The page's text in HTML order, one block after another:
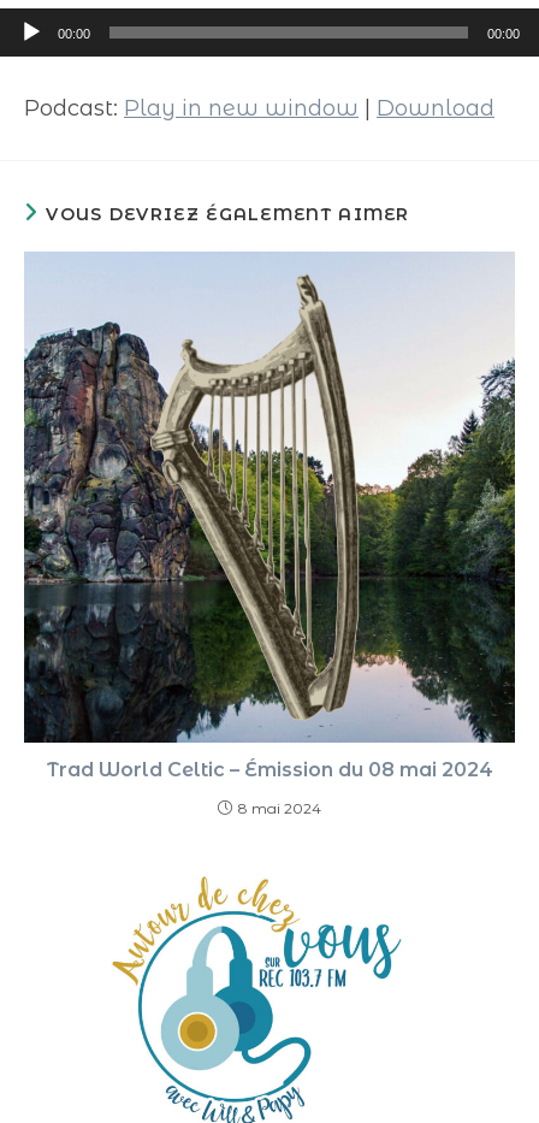
Lecteur
audio
00:00 00:00
Podcast: Play in new window Download
VOUS DEVRIEZ ÉGALEMENT AIMER
Trad World Celtic – Émission du 08 mai 2024
8 mai 2024